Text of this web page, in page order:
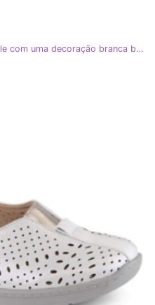
Jezzi Elegantes mulheres baixas -ele com uma decoração branca branco